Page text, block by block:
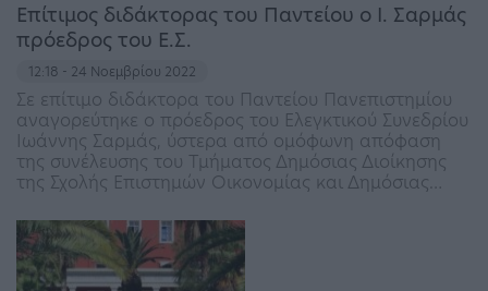
Επίτιμος διδάκτορας του Παντείου ο Ι. Σαρμάς
πρόεδρος του Ε.Σ.
12:18 - 24 Νοεμβρίου 2022
Σε επίτιμο διδάκτορα του Παντείου Πανεπιστημίου
αναγορεύτηκε ο πρόεδρος του Ελεγκτικού Συνεδρίου
Ιωάννης Σαρμάς, ύστερα από ομόφωνη απόφαση
της συνέλευσης του Τμήματος Δημόσιας Διοίκησης
της Σχολής Επιστημών Οικονομίας και Δημόσιας…